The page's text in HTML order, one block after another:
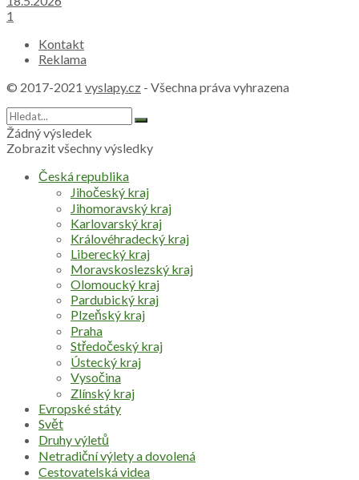
1
Kontakt
Reklama
© 2017-2021 vyslapy.cz - Všechna práva vyhrazena
Žádný výsledek
Zobrazit všechny výsledky
Česká republika
Jihočeský kraj
Jihomoravský kraj
Karlovarský kraj
Královéhradecký kraj
Liberecký kraj
Moravskoslezský kraj
Olomoucký kraj
Pardubický kraj
Plzeňský kraj
Praha
Středočeský kraj
Ústecký kraj
Vysočina
Zlínský kraj
Evropské státy
Svět
Druhy výletů
Netradiční výlety a dovolená
Cestovatelská videa